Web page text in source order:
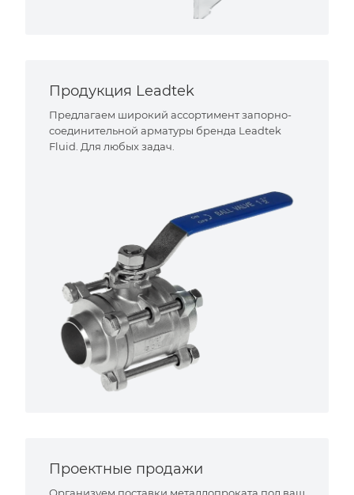
Продукция Leadtek
Предлагаем широкий ассортимент запорно-
соединительной арматуры бренда Leadtek
Fluid. Для любых задач.
Проектные продажи
Организуем поставки металлопроката под ваш